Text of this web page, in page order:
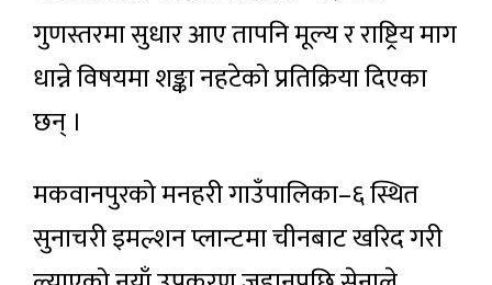
गुणस्तरमा सुधार आए तापनि मूल्य र राष्ट्रिय माग
धान्ने विषयमा शङ्का नहटेको प्रतिक्रिया दिएका
छन् ।
मकवानपुरको मनहरी गाउँपालिका–६ स्थित
सुनाचरी इमल्शन प्लान्टमा चीनबाट खरिद गरी